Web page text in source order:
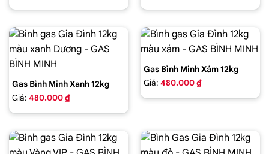
Gas Bình Minh Xanh 12kg
Giá: 480.000 ₫
Gas Bình Minh Xám 12kg
Giá: 480.000 ₫